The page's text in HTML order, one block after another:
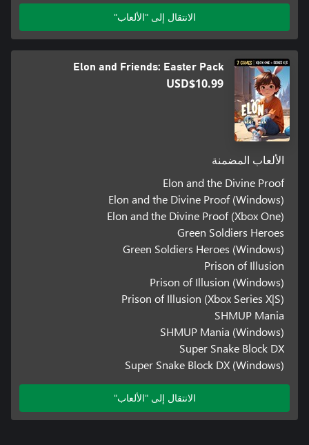
الانتقال إلى "الألعاب"
Elon and Friends: Easter Pack
USD$10.99
الألعاب المضمنة
Elon and the Divine Proof
Elon and the Divine Proof (Windows)
Elon and the Divine Proof (Xbox One)
Green Soldiers Heroes
Green Soldiers Heroes (Windows)
Prison of Illusion
Prison of Illusion (Windows)
Prison of Illusion (Xbox Series X|S)
SHMUP Mania
SHMUP Mania (Windows)
Super Snake Block DX
Super Snake Block DX (Windows)
الانتقال إلى "الألعاب"